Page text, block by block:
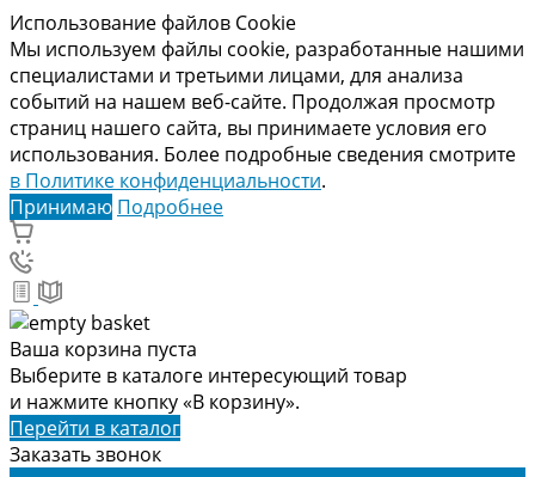
Использование файлов Cookie
Мы используем файлы cookie, разработанные нашими
специалистами и третьими лицами, для анализа
событий на нашем веб-сайте. Продолжая просмотр
страниц нашего сайта, вы принимаете условия его
использования. Более подробные сведения смотрите
в Политике конфиденциальности.
Принимаю Подробнее
Ваша корзина пуста
Выберите в каталоге интересующий товар
и нажмите кнопку «В корзину».
Перейти в каталог
Заказать звонок